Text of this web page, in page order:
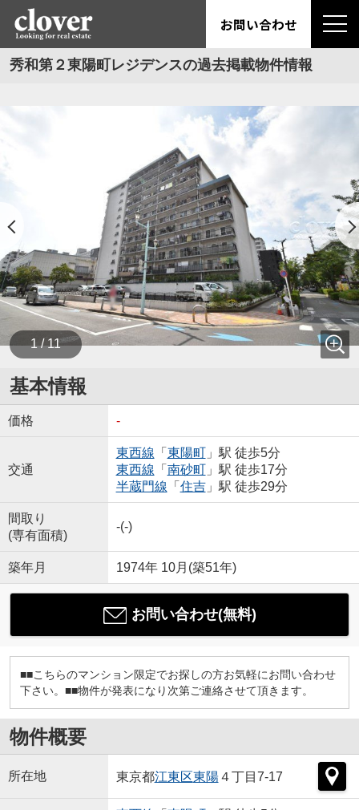
お問い合わせ
秀和第２東陽町レジデンスの過去掲載物件情報
1 / 11
基本情報
価格 -
交通
東西線 「 東陽町」駅 徒歩5分
東西線 「 南砂町」駅 徒歩17分
半蔵門線 「 住吉」駅 徒歩29分
間取り
(専有面積)
-(-)
築年月 1974年 10月(築51年)
お問い合わせ(無料)
■■こちらのマンション限定でお探しの方お気軽にお問い合わせ
下さい。■■物件が発表になり次第ご連絡させて頂きます。
物件概要
所在地 東京都江東区東陽４丁目7-17